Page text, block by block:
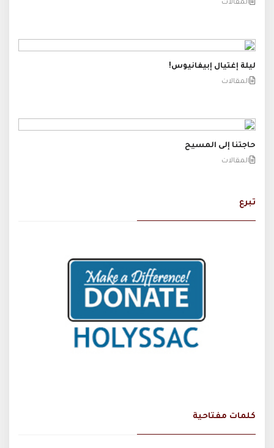
المقالات
ليلة إغتيال إبيفانيوس!
المقالات
حاجتنا إلى المسيح
المقالات
تبرع
كلمات مفتاحية